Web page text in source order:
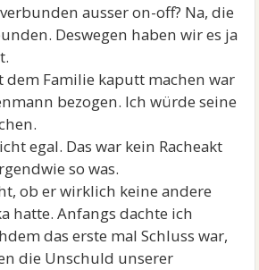
ausser on-off? Na, die
Deswegen haben wir es ja
dem Familie kaputt machen war
bezogen. Ich würde seine
egal. Das war kein Racheakt
so was.
ob er wirklich keine andere
hatte. Anfangs dachte ich
das erste mal Schluss war,
die Unschuld unserer